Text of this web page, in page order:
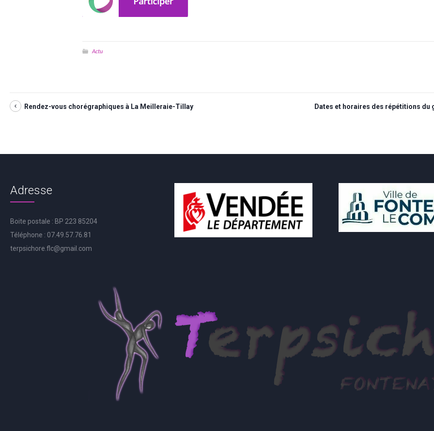
Actu
Rendez-vous chorégraphiques à La Meilleraie-Tillay Dates et horaires des répétitions du
Adresse
Boite postale : BP 223 85204
Téléphone : 07.49.57.76.81
terpsichore.flc@gmail.com